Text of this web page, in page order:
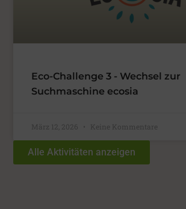
Eco-Challenge 3 - Wechsel zur
Suchmaschine ecosia
März 12, 2026 Keine Kommentare
Alle Aktivitäten anzeigen